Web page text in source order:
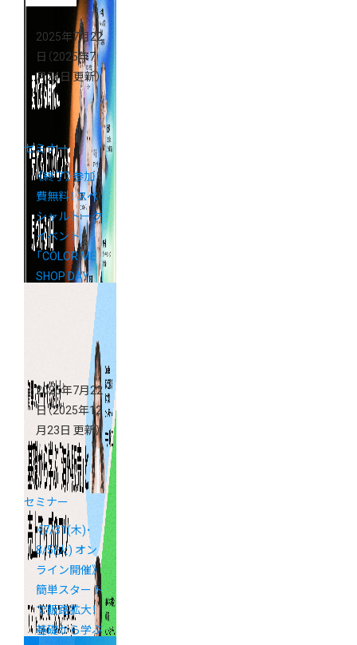
2025年7月22
日 （2025年7
月24日 更新）
セミナー
《終了》参加
費無料！ スペ
シャルトーク
イベント
「COLOR ME
SHOP DAY
2025 byGMO
2025年7月22
日 （2025年12
月23日 更新）
セミナー
《7/31(木)･
8/5(火) オン
ライン開催》
簡単スタート
で販路拡大！
基礎から学ぶ